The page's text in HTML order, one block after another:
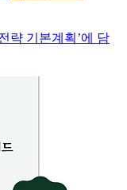
략 기본계획’에 담